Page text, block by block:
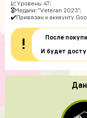
📈Уровень: 47;
🎖Медали: "Veteran 2023";
✔️Привязан к аккаунту
!
После
И будет